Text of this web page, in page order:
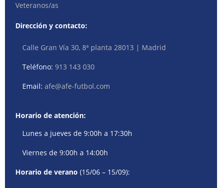
Veteranos/as
Dirección y contacto:
Calle Gran Vía 30, 8ª planta 28013 | Madrid
Teléfono:913 143 030
Email:afe@afe-futbol.com
Horario de atención:
Lunes a jueves de 9:00h a 17:30h
Viernes de 9:00h a 14:00h
Horario de verano (15/06 – 15/09):